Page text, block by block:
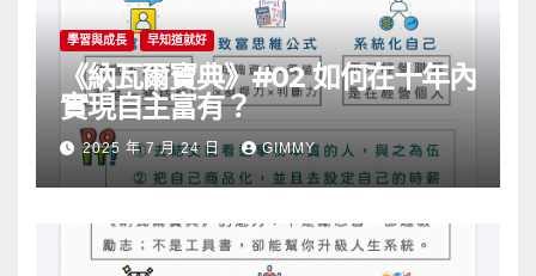
學習與成長 早知道就好
《納瓦爾寶典》#02 如何在十年內
實現自主富有？
2025 年 7 月 24 日 GIMMY